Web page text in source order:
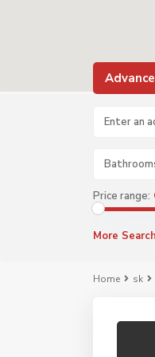
Price range:
More
Home sk